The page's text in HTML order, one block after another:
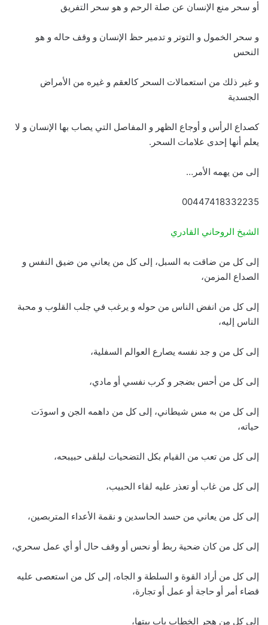
أو سحر منع الإنسان عن صلة الرحم و هو سحر التفريق
و سحر الخمول و التوتر و تدمير حظ الإنسان و وقف حاله و هو
النحس
و غير ذلك من استعمالات السحر كالعقم و غيره من الأمراض
الجسدية
كصداع الرأس و أوجاع الظهر و المفاصل التي يصاب بها الإنسان و لا
يعلم أنها إحدى علامات السحر.
إلى من يهمه الأمر…
00447418332235
الشيخ الروحاني القادري
إلى كل من ضاقت به السبل، إلى كل من يعاني من ضيق النفس و
الصداع المزمن،
إلى كل من انفض الناس من حوله و يرغب في جلب القلوب و محبة
الناس إليه،
إلى كل من و جد نفسه يصارع العوالم السفلية،
إلى كل من أحس بضجر و كرب نفسي أو مادي،
إلى كل من به مس شيطاني، إلى كل من داهمه الجن و اسودَت
حياته،
إلى كل من تعب من القيام بكل التضحيات ليلقى حبيبحه،
إلى كل من غاب أو تعذر عليه لقاء الحبيب،
إلى كل من يعاني من حسد الحاسدين و نقمة الأعداء المتربصين،
إلى كل من كان ضحية ربط أو نحس أو وقف حال أو أي عمل سحري،
إلى كل من أراد القوة و السلطة و الجاه، إلى كل من استعصى عليه
قضاء أمر أو حاجة أو عمل أو تجارة،
إلى كل من هجر الخطاب باب بيتها،